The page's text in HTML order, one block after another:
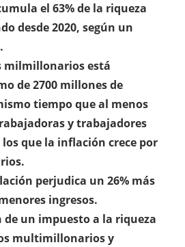
el 63% de la riqueza
desde 2020, según un
milmillonarios está
de 2700 millones de
tiempo que al menos
y trabajadores
que la inflación crece por
perjudica un 26% más
ingresos.
de un impuesto a la riqueza
multimillonarios y